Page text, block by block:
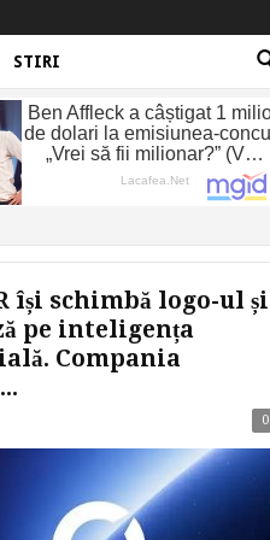
STIRI
își schimbă logo-ul și
pe inteligența
Compania
0